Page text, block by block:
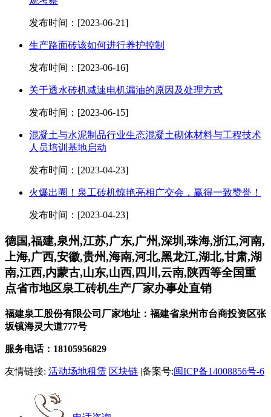
发布时间：[2023-06-21]
生产路面砖该如何进行养护控制
发布时间：[2023-06-16]
关于透水砖机减速电机漏油的原因及处理方式
发布时间：[2023-06-15]
混凝土与水泥制品行业生态混凝土砌体材料与工程技术
人员培训基地启动
发布时间：[2023-04-23]
火爆出圈！泉工砖机惊艳亮相广交会，赢得一致赞誉！
发布时间：[2023-04-23]
德国,福建,泉州,江苏,广东,广州,深圳,珠海,浙江,河南,
上海,广西,安徽,贵州,海南,河北,黑龙江,湖北,甘肃,湖
南,江西,内蒙古,山东,山西,四川,云南,陕西等全国重
点省市地区泉工砖机生产厂家办事处直销
福建泉工股份有限公司厂家地址：福建省泉州市台商投资区张
坂镇海灵大道777号
服务电话：18105956829
友情链接: 活动场地租赁 区块链 |备案号:闽ICP备14008856号-6